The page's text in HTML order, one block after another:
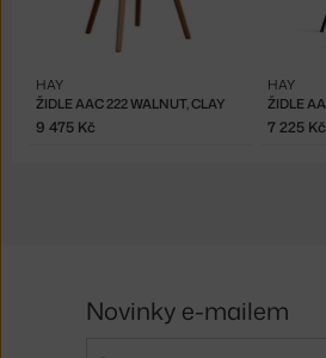
ŽIDLE AAC 222 WALNUT, CLAY
HAY
9 475 Kč
HAY
7 225 Kč
Novinky e-mailem